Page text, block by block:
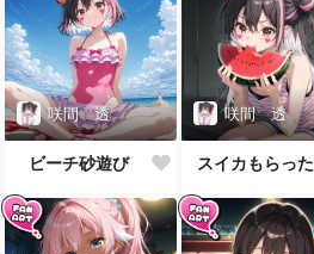
咲間 透
ビーチ砂遊び
咲間 透
スイカもらった